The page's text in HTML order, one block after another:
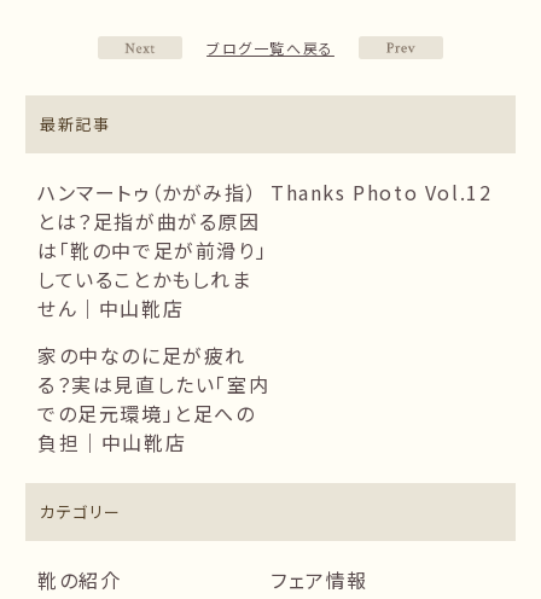
ブログ一覧へ戻る
最新記事
ハンマートゥ（かがみ指）
とは？足指が曲がる原因
は「靴の中で足が前滑り」
していることかもしれま
せん｜中山靴店
Thanks Photo Vol.12
家の中なのに足が疲れ
る？実は見直したい「室内
での足元環境」と足への
負担｜中山靴店
カテゴリー
靴の紹介 フェア情報